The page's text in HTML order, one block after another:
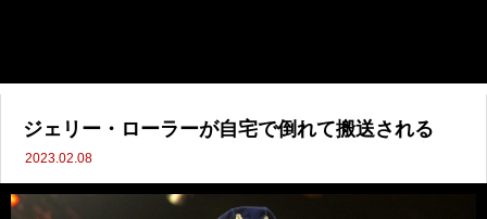
ジェリー・ローラーが自宅で倒れて搬送される
2023.02.08